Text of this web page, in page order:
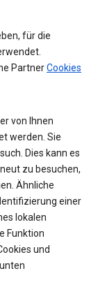
für die
PartnerCookies
von Ihnen
werden. Sie
Dies kann es
zu besuchen,
Ähnliche
einer
lokalen
Funktion
und